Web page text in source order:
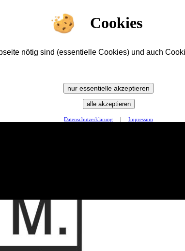
Cookies
nötig sind (essentielle Cookies) und auch
nur essentielle akzeptieren
alle akzeptieren
Datenschutzerklärung Impressum